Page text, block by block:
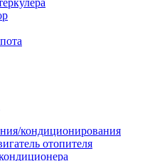
кондиционирования
отопителя